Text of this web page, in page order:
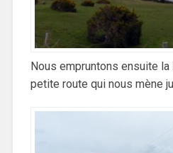
Nous empruntons ensuite la
petite route qui nous mène